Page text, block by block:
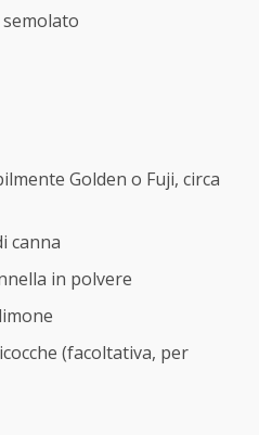
semolato
Golden o Fuji, circa
canna
in polvere
(facoltativa, per